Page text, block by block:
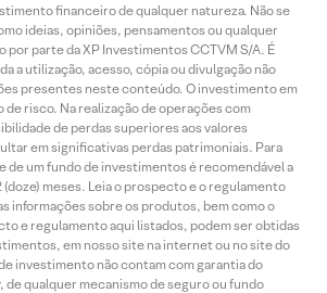
financeiro de qualquer natureza. Não se
ideias, opiniões, pensamentos ou qualquer
por parte da XP Investimentos CCTVM S/A. É
a utilização, acesso, cópia ou divulgação não
presentes neste conteúdo. O investimento em
risco. Na realização de operações com
de perdas superiores aos valores
em significativas perdas patrimoniais. Para
de um fundo de investimentos é recomendável a
(doze) meses. Leia o prospecto e o regulamento
informações sobre os produtos, bem como o
e regulamento aqui listados, podem ser obtidas
em nosso site na internet ou no site do
investimento não contam com garantia do
de qualquer mecanismo de seguro ou fundo